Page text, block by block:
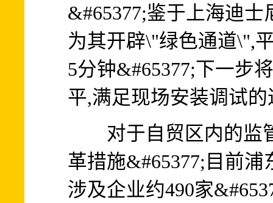
&#65377;鉴于上海迪
为其开辟\"绿色通道\",
5分钟&#65377;下一步
平,满足现场安装调试
对于自贸区内的监管
革措施&#65377;目前
涉及企业约490家